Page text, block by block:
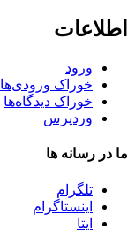
اطلاعات
ورود
خوراک ورودی‌ها
خوراک دیدگاه‌ها
وردپرس
ما در رسانه ها
تلگرام
اینستاگرام
ایتا